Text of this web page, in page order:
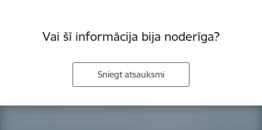
Vai šī informācija bija noderīga?
Sniegt atsauksmi